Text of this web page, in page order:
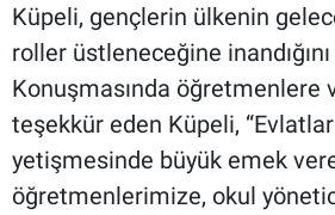
Küpeli, gençlerin ülkenin
roller üstleneceğine
Konuşmasında öğretmenlere
teşekkür eden Küpeli,
yetişmesinde büyük emek
öğretmenlerimize, okul